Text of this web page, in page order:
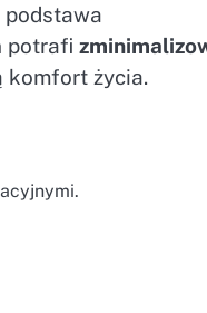
podstawa
potrafi
komfort życia.